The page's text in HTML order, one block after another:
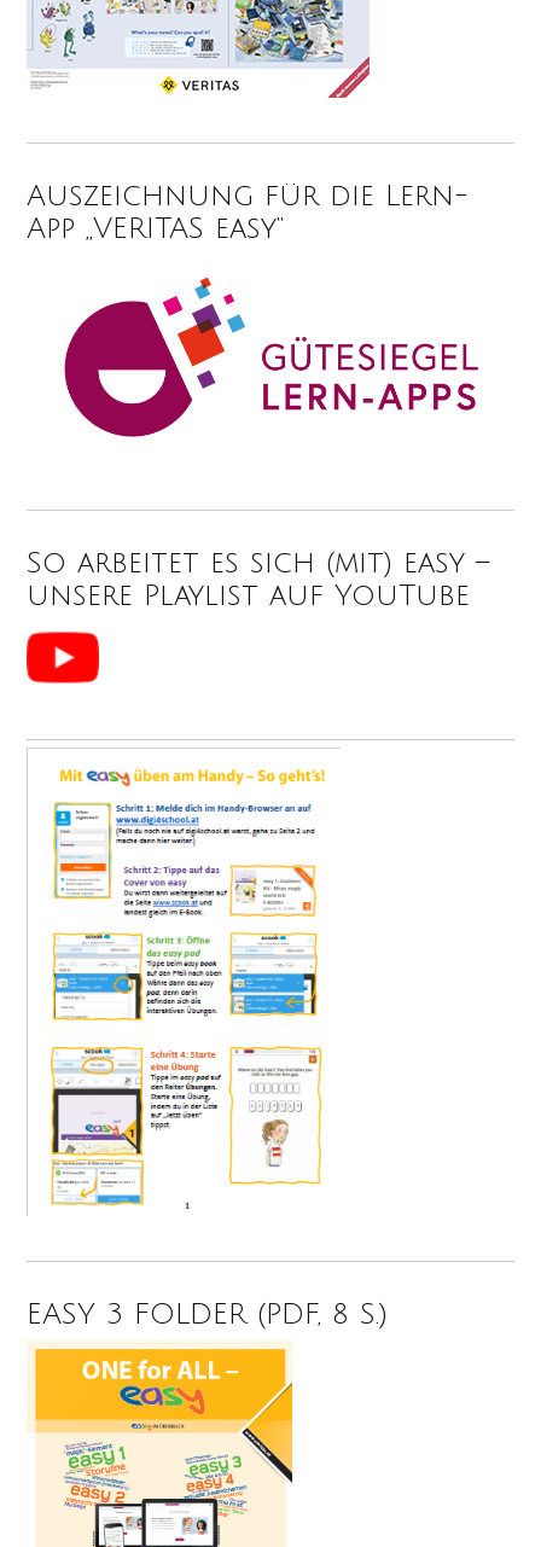
Auszeichnung für die Lern-
App „VERITAS easy“
So arbeitet es sich (mit) easy –
unsere Playlist auf YouTube
EASY 3 FOLDER (PDF, 8 S.)